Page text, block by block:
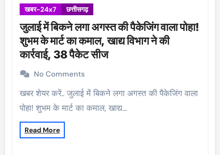
खबर-24x7 छत्तीसगढ़
जुलाई में बिकने लगा अगस्त की पैकेजिंग वाला पोहा!
शुभम के मार्ट का कमाल, खाद्य विभाग ने की
कार्रवाई, 38 पैकेट सीज
No Comments
खबर शेयर करें.. जुलाई में बिकने लगा अगस्त की पैकेजिंग वाला
पोहा! शुभम के मार्ट का कमाल, खाद्य…
Read More